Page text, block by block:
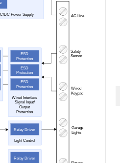
AC Line
Safety
Sensor
Wired
Keypad
Garage
Lights
DC Power Supply
Wired Interface
Signal Input/
Output
Protection
ESD
Protection
ESD
Protection
ESD
Protection
Relay Driver
Light Control
Relay Driver